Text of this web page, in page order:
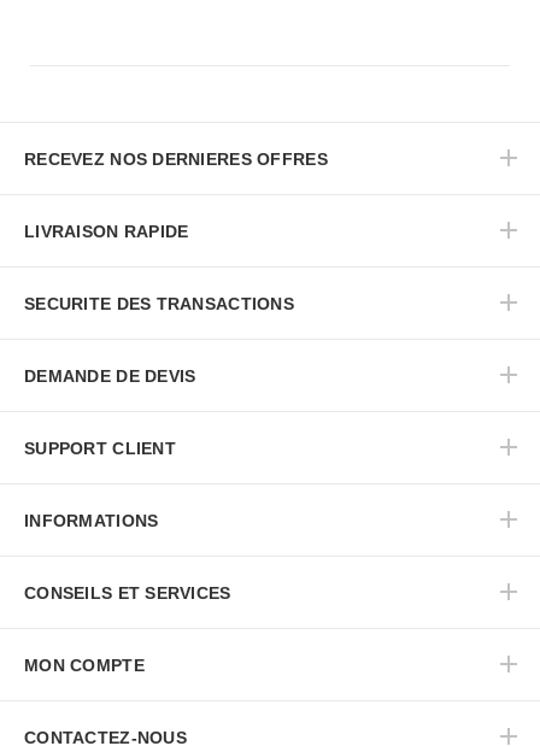
RECEVEZ NOS DERNIERES OFFRES
LIVRAISON RAPIDE
SECURITE DES TRANSACTIONS
DEMANDE DE DEVIS
SUPPORT CLIENT
INFORMATIONS
CONSEILS ET SERVICES
MON COMPTE
CONTACTEZ-NOUS